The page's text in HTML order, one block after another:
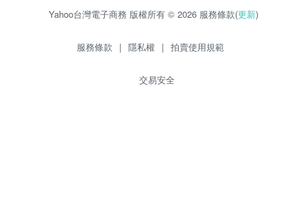
Yahoo台灣電子商務 版權所有 © 2026 服務條款(更新)
服務條款 | 隱私權 | 拍賣使用規範
交易安全